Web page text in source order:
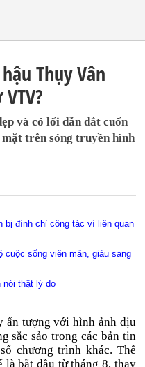
Thụy Vân
và có lối dẫn dắt cuốn
trên sóng truyền hình
bị đình chỉ công tác vì liên quan
cuộc sống viên mãn, giàu sang
nói thật lý do
ấn tượng với hình ảnh dịu
sắc sảo trong các bản tin
chương trình khác. Thế
là bắt đầu từ tháng 8, thay